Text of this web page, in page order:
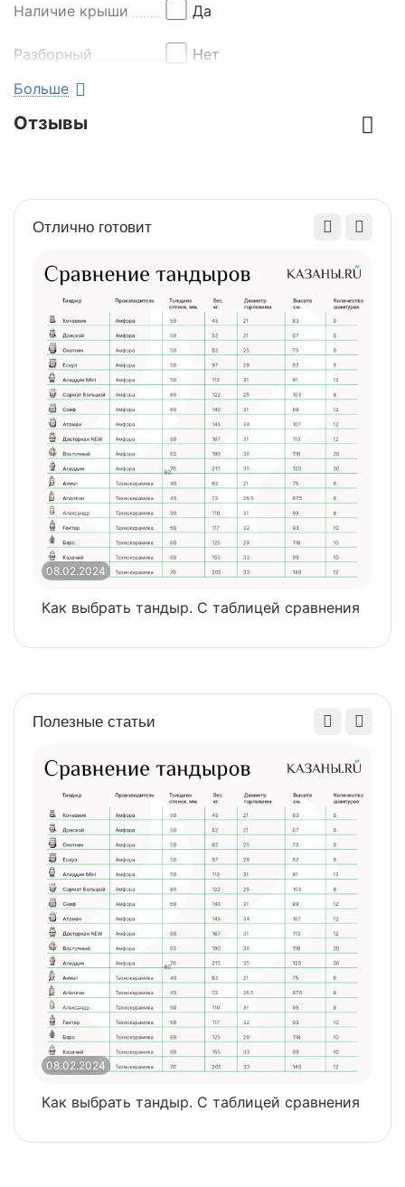
Наличие крыши Да
Разборный Нет
С печью под казан
Высота, мм
Длина, мм 1770
Ширина, мм 1150
Вес,кг 120
Найти похожие
Больше
Отзывы
Отлично готовит
08.02.2024
Как выбрать тандыр. С таблицей сравнения
Полезные статьи
08.02.2024
Как выбрать тандыр. С таблицей сравнения